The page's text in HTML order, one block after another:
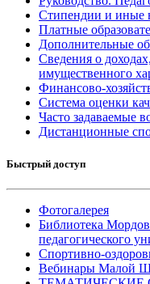
Стипендии и иные
Платные
Дополнительные
Сведения о
имущественного
Финансово-
Система оценки
Часто задаваемые
Дистанционные
Быстрый доступ
Фотогалерея
Библиотека
педагогического
Спортивно-
Вебинары Малой